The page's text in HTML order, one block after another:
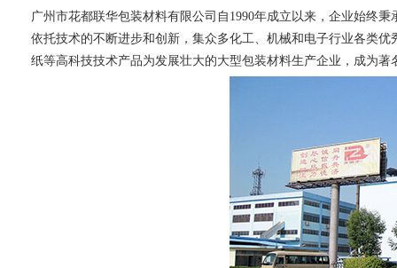
广州市花都联华包装材料有限公司自1990年成立以来，企业始终
依托技术的不断进步和创新，集众多化工、机械和电子行业各类
纸等高科技技术产品为发展壮大的大型包装材料生产企业，成为著